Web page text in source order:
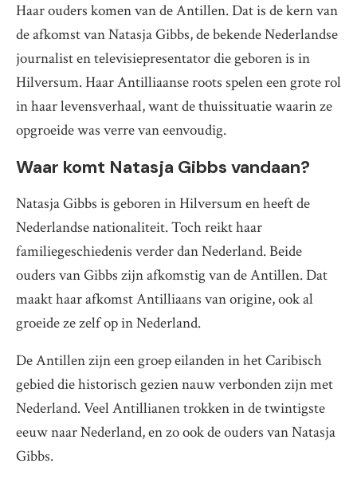
Haar ouders komen van de Antillen. Dat is de kern van
de afkomst van Natasja Gibbs, de bekende Nederlandse
journalist en televisiepresentator die geboren is in
Hilversum. Haar Antilliaanse roots spelen een grote rol
in haar levensverhaal, want de thuissituatie waarin ze
opgroeide was verre van eenvoudig.
Waar komt Natasja Gibbs vandaan?
Natasja Gibbs is geboren in Hilversum en heeft de
Nederlandse nationaliteit. Toch reikt haar
familiegeschiedenis verder dan Nederland. Beide
ouders van Gibbs zijn afkomstig van de Antillen. Dat
maakt haar afkomst Antilliaans van origine, ook al
groeide ze zelf op in Nederland.
De Antillen zijn een groep eilanden in het Caribisch
gebied die historisch gezien nauw verbonden zijn met
Nederland. Veel Antillianen trokken in de twintigste
eeuw naar Nederland, en zo ook de ouders van Natasja
Gibbs.